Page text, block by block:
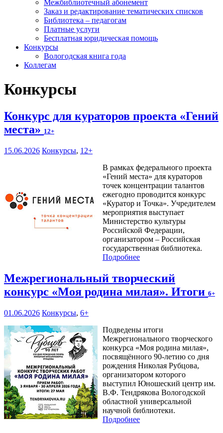
Межбиблиотечный абонемент
Заказ и редактирование тематических списков
Библиотека – педагогам
Платные услуги
Бесплатная юридическая помощь
Конкурсы
Вологодская книга года
Коллегам
Конкурсы
Конкурс для кураторов проекта «Гений
места» 12+
15.06.2026 Конкурсы, 12+
В рамках федерального проекта
«Гений места» для кураторов
точек концентрации талантов
ежегодно проводится конкурс
«Куратор и Точка». Учредителем
мероприятия выступает
Министерство культуры
Российской Федерации,
организатором – Российская
государственная библиотека.
Подробнее
Межрегиональный творческий
конкурс «Моя родина милая». Итоги 6+
01.06.2026 Конкурсы, 6+
Подведены итоги
Межрегионального творческого
конкурса «Моя родина милая»,
посвящённого 90-летию со дня
рождения Николая Рубцова,
организатором которого
выступил Юношеский центр им.
В.Ф. Тендрякова Вологодской
областной универсальной
научной библиотеки.
Подробнее